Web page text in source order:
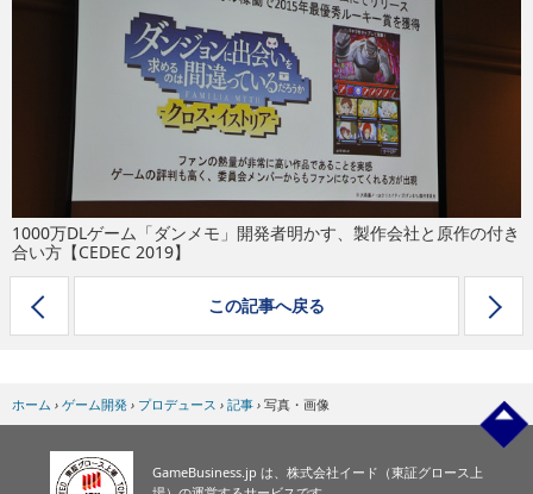
1000万DLゲーム「ダンメモ」開発者明かす、製作会社と原作の付き
合い方【CEDEC 2019】
この記事へ戻る
ホーム › ゲーム開発 › プロデュース › 記事 › 写真・画像
GameBusiness.jp は、株式会社イード（東証グロース上